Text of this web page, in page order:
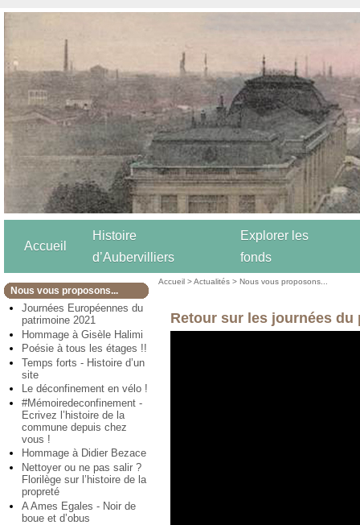
Accueil
Histoire
d’Aubervilliers
Explorer les
fonds
Nous vous proposons...
Journées Européennes du
patrimoine 2021
Hommage à Gisèle Halimi
Poésie à tous les étages !!
Temps forts - Histoire d’un
site
Le déconfinement en vélo !
#Mémoiredeconfinement -
Ecrivez l’histoire de la
commune depuis chez
vous !
Hommage à Didier Bezace
Nettoyer ou ne pas salir ?
Florilège sur l’histoire de la
propreté
A Ames Egales - Noir de
boue et d’obus
Accueil >Actualités>Nous vous proposons...
Retour sur les journées du